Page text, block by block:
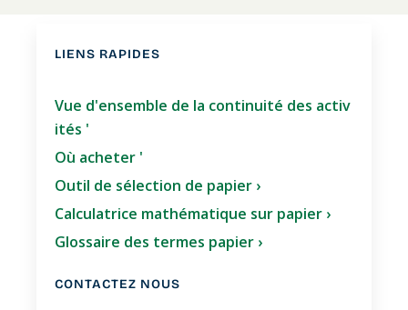
LIENS RAPIDES
Vue d'ensemble de la continuité des activ
ités '
Où acheter '
Outil de sélection de papier ›
Calculatrice mathématique sur papier ›
Glossaire des termes papier ›
CONTACTEZ NOUS